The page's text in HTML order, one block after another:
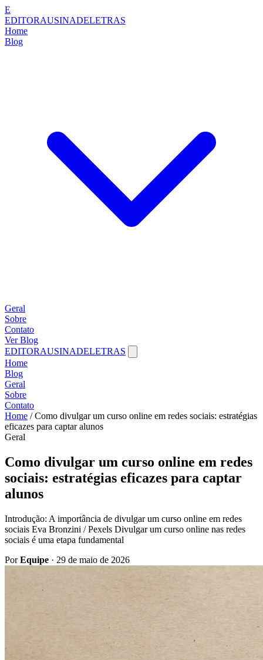
E
EDITORAUSINADELETRAS
Home
Blog
Geral
Sobre
Contato
Ver Blog
EDITORAUSINADELETRAS
Home
Blog
Geral
Sobre
Contato
Home / Como divulgar um curso online em redes sociais: estratégias
eficazes para captar alunos
Geral
Como divulgar um curso online em redes
sociais: estratégias eficazes para captar
alunos
Introdução: A importância de divulgar um curso online em redes
sociais Eva Bronzini / Pexels Divulgar um curso online nas redes
sociais é uma etapa fundamental
PorEquipe · 29 de maio de 2026